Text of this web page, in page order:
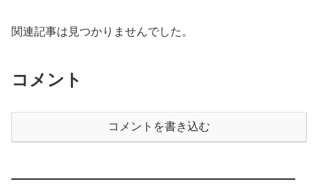
関連記事は見つかりませんでした。
コメント
コメントを書き込む
————————————————————